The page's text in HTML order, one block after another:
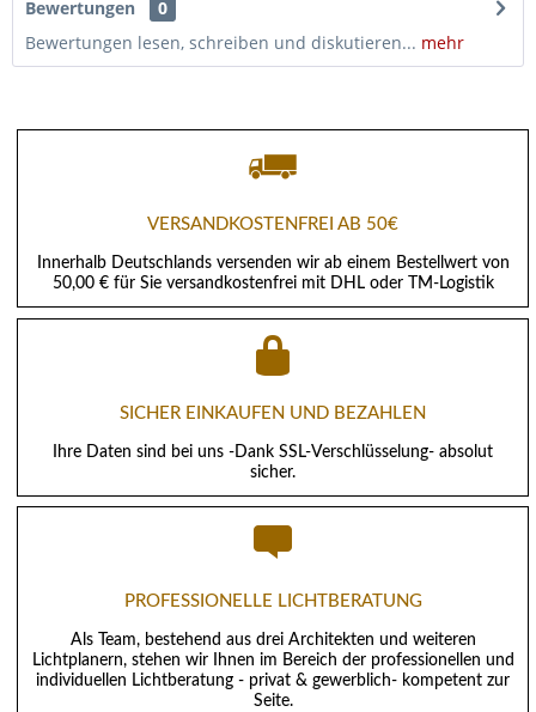
Bewertungen
0
Bewertungen lesen, schreiben und diskutieren... mehr
VERSANDKOSTENFREI AB 50€
Innerhalb Deutschlands versenden wir ab einem Bestellwert von
50,00 € für Sie versandkostenfrei mit DHL oder TM-Logistik
SICHER EINKAUFEN UND BEZAHLEN
Ihre Daten sind bei uns -Dank SSL-Verschlüsselung- absolut
sicher.
PROFESSIONELLE LICHTBERATUNG
Als Team, bestehend aus drei Architekten und weiteren
Lichtplanern, stehen wir Ihnen im Bereich der professionellen und
individuellen Lichtberatung - privat & gewerblich- kompetent zur
Seite.